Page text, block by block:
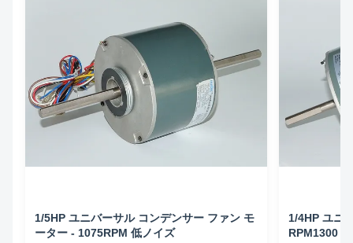
1/5HP ユニバーサル コンデンサー ファン モ
ーター - 1075RPM 低ノイズ
1/4HP ユニ
RPM1300